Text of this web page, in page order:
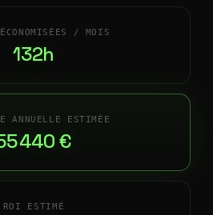
/ MOIS
132h
ANNUELLE ESTIMÉE
440 €
ROI ESTIMÉ